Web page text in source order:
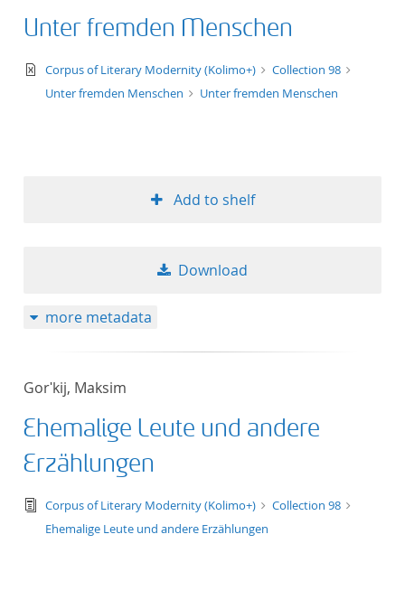
Unter fremden Menschen
text/xml
Corpus of Literary Modernity (Kolimo+)
Collection 98
Unter fremden Menschen
Unter fremden Menschen
Add to shelf
Download
more metadata
Gorʹkij, Maksim
Ehemalige Leute und andere
Erzählungen
text/tg.edition+tg.aggregation+xml
Corpus of Literary Modernity (Kolimo+)
Collection 98
Ehemalige Leute und andere Erzählungen